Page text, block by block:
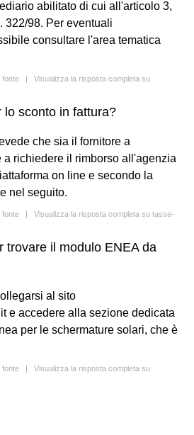
abilitato di cui all'articolo 3,
322/98. Per eventuali
consultare l'area tematica
fonte | Visualizza la risposta completa su
lo sconto in fattura?
che sia il fornitore a
a richiedere il rimborso all'agenzia
on line e secondo la
nel seguito.
fonte | Visualizza la risposta completa su tasse-
trovare il modulo ENEA da
al sito
e accedere alla sezione dedicata
per le schermature solari, che è
fonte | Visualizza la risposta completa su